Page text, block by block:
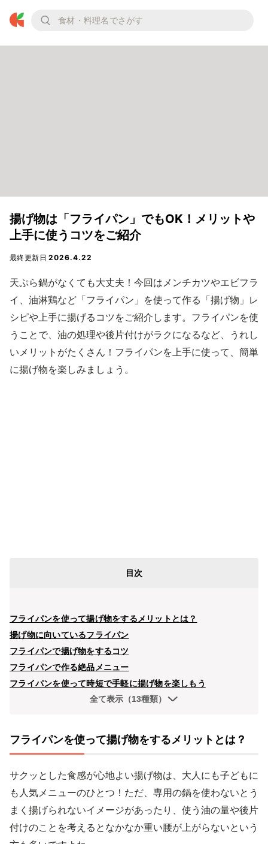
揚げ物は「フライパン」でもOK！メリットや
上手に使うコツをご紹介
最終更新日2026.4.22
天ぷら鍋がなくても大丈夫！今回はメンチカツやエビフラ
イ、油淋鶏など「フライパン」を使って作る「揚げ物」レ
シピや上手に揚げるコツをご紹介します。フライパンを使
うことで、油の処理や後片付けがラクになるなど、うれし
いメリットがたくさん！フライパンを上手に使って、簡単
に揚げ物を楽しみましょう。
目次
フライパンを使って揚げ物をするメリットとは？
揚げ物に向いているフライパン
フライパンで揚げ物をするコツ
フライパンで作る絶品メニュー
フライパンを使って時短で手軽に揚げ物を楽しもう
全て表示（13種類）
フライパンを使って揚げ物をするメリットとは？
サクッとした食感が心地よい揚げ物は、大人にも子どもに
も人気メニューのひとつ！ただ、専用の鍋を使わないとう
まく揚げられないイメージがあったり、使う油の量や後片
付けのことを考えるとなかなか重い腰が上がらないという